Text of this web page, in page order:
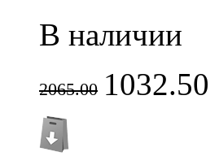
В наличии
2065.00 1032.50